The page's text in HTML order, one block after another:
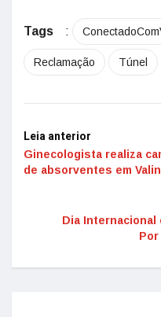
Tags :
Reclamação Túnel
Leia anterior
Ginecologista realiza
de absorventes em
Dia Internacional